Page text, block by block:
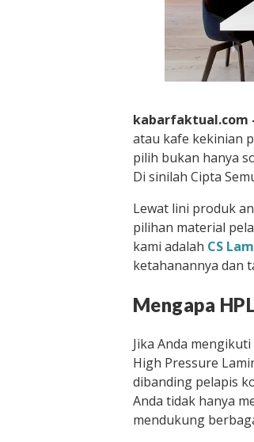
kabarfaktual.com
atau kafe kekinian
pilih bukan hanya
Di sinilah Cipta
Lewat lini produk
pilihan material
kami adalah CS
ketahanannya dan
Mengapa
Jika Anda
High Pressure
dibanding pelapis
Anda tidak hanya
mendukung